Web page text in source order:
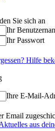
Sie sich an
Ihr
Ihr Passwort
Hilfe
Ihre E-Mail-
Email